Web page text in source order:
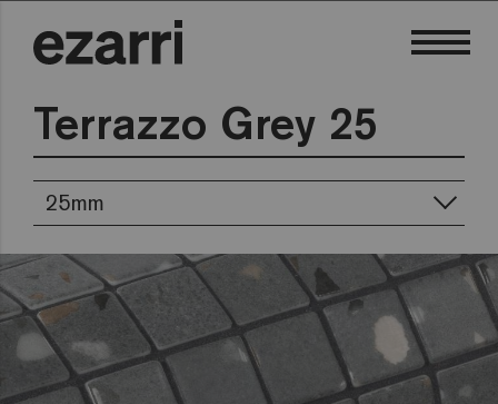
Terrazzo Grey 25
25mm